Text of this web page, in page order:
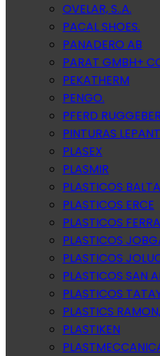
OVELAR, S..A.
PACAL SHOES.
PANADERO AB
PARAT GMBH+
PEKATHERM
PENGO.
PFERD
PINTURAS
PLASEX
PLASMIR
PLASTICOS
PLASTICOS ERCE
PLASTICOS
PLASTICOS
PLASTICOS
PLASTICOS SAN
PLASTICOS
PLASTICS
PLASTIKEN